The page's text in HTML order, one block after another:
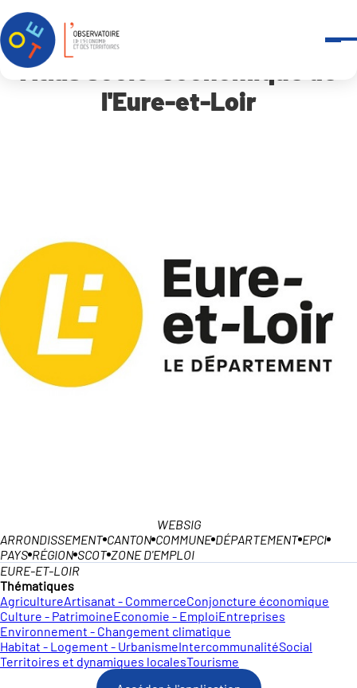
Accueil Atlas socio-économique de l’Eure-et-Loir
Atlas socio-économique de
l'Eure-et-Loir
WEBSIG
ARRONDISSEMENT CANTON COMMUNE DÉPARTEMENT EPCI
PAYS RÉGION SCOT ZONE D'EMPLOI
EURE-ET-LOIR
Thématiques
AgricultureArtisanat - CommerceConjoncture économique
Culture - PatrimoineEconomie - EmploiEntreprises
Environnement - Changement climatique
Habitat - Logement - UrbanismeIntercommunalitéSocial
Territoires et dynamiques localesTourisme